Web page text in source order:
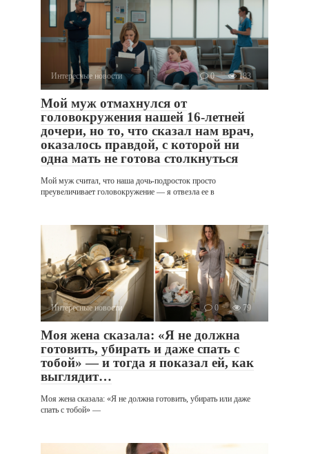
Интересные новости 0 183
Мой муж отмахнулся от
головокружения нашей 16-летней
дочери, но то, что сказал нам врач,
оказалось правдой, с которой ни
одна мать не готова столкнуться
Мой муж считал, что наша дочь-подросток просто
преувеличивает головокружение — я отвезла ее в
Интересные новости 0 79
Моя жена сказала: «Я не должна
готовить, убирать и даже спать с
тобой» — и тогда я показал ей, как
выглядит…
Моя жена сказала: «Я не должна готовить, убирать или даже
спать с тобой» —